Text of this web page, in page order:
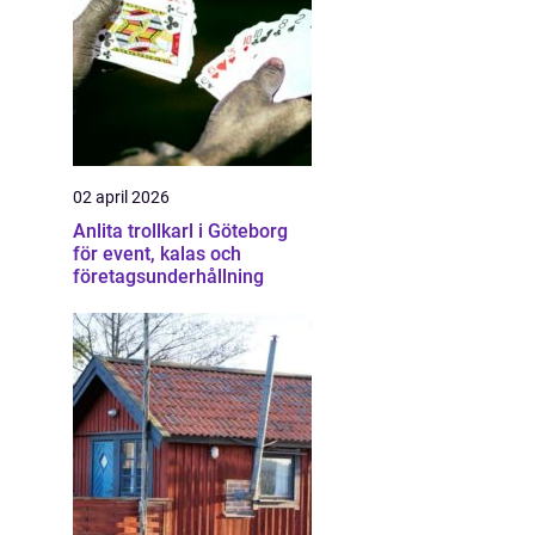
02 april 2026
Anlita trollkarl i Göteborg
för event, kalas och
företagsunderhållning